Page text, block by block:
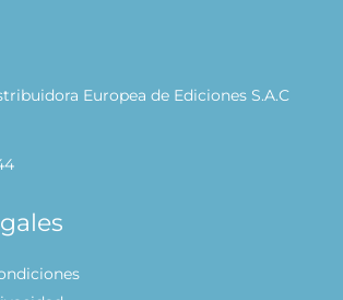
Europea de Ediciones S.A.C